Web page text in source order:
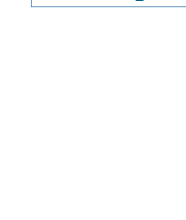
Podrobnosti 64.